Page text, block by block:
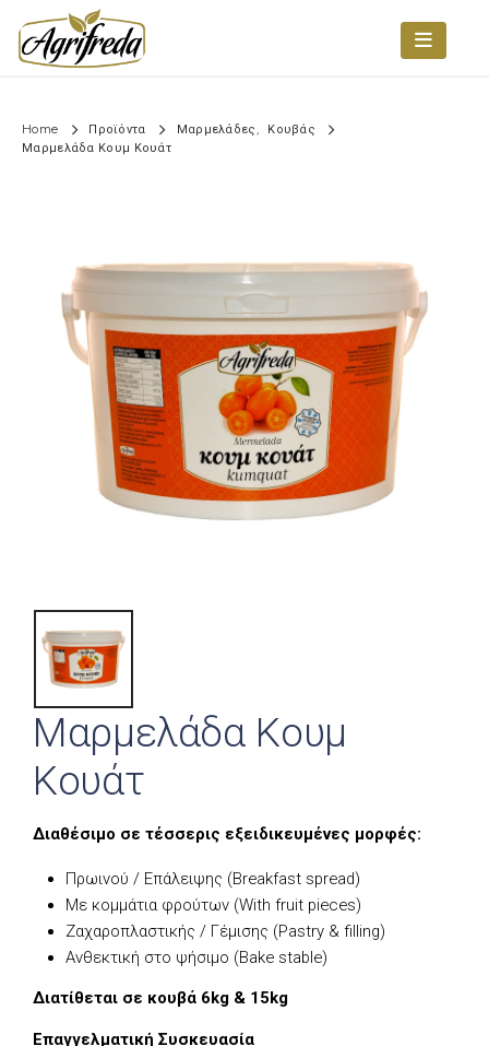
Home Προϊόντα Μαρμελάδες
Κουβάς
Μαρμελάδα Κουμ Κουάτ
Μαρμελάδα Κουμ
Κουάτ
Διαθέσιμο σε τέσσερις εξειδικευμένες μορφές:
Πρωινού / Επάλειψης (Breakfast spread)
Με κομμάτια φρούτων (With fruit pieces)
Ζαχαροπλαστικής / Γέμισης (Pastry & filling)
Ανθεκτική στο ψήσιμο (Bake stable)
Διατίθεται σε κουβά 6kg & 15kg
Επαγγελματική Συσκευασία